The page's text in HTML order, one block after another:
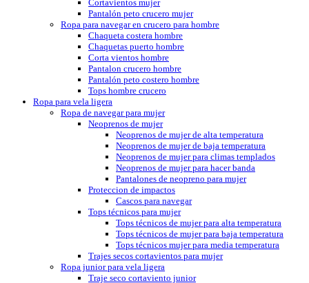
Cortavientos mujer
Pantalón peto crucero mujer
Ropa para navegar en crucero para hombre
Chaqueta costera hombre
Chaquetas puerto hombre
Corta vientos hombre
Pantalon crucero hombre
Pantalón peto costero hombre
Tops hombre crucero
Ropa para vela ligera
Ropa de navegar para mujer
Neoprenos de mujer
Neoprenos de mujer de alta temperatura
Neoprenos de mujer de baja temperatura
Neoprenos de mujer para climas templados
Neoprenos de mujer para hacer banda
Pantalones de neopreno para mujer
Proteccion de impactos
Cascos para navegar
Tops técnicos para mujer
Tops técnicos de mujer para alta temperatura
Tops técnicos de mujer para baja temperatura
Tops técnicos mujer para media temperatura
Trajes secos cortavientos para mujer
Ropa junior para vela ligera
Traje seco cortaviento junior